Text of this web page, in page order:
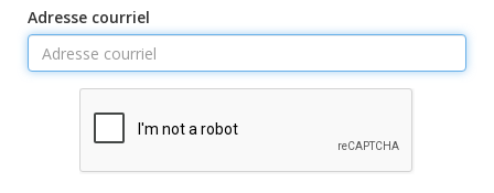
Adresse courriel